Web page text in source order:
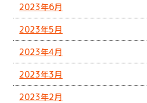
2023年6月
2023年5月
2023年4月
2023年3月
2023年2月